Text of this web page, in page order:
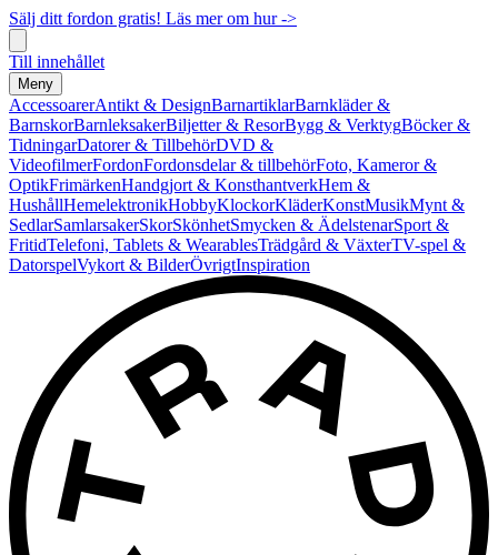
Sälj ditt fordon gratis! Läs mer om hur ->
Till innehållet
Meny
AccessoarerAntikt & DesignBarnartiklarBarnkläder &
BarnskorBarnleksakerBiljetter & ResorBygg & VerktygBöcker &
TidningarDatorer & TillbehörDVD &
VideofilmerFordonFordonsdelar & tillbehörFoto, Kameror &
OptikFrimärkenHandgjort & KonsthantverkHem &
HushållHemelektronikHobbyKlockorKläderKonstMusikMynt &
SedlarSamlarsakerSkorSkönhetSmycken & ÄdelstenarSport &
FritidTelefoni, Tablets & WearablesTrädgård & VäxterTV-spel &
DatorspelVykort & BilderÖvrigtInspiration